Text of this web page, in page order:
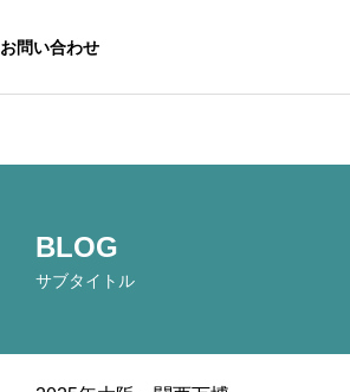
お問い合わせ
BLOG
サブタイトル